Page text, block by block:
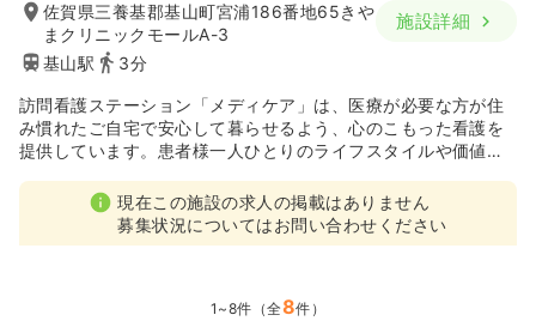
佐賀県三養基郡基山町宮浦186番地65きや
まクリニックモールA-3
基山駅
3分
施設詳細
訪問看護ステーション「メディケア」は、医療が必要な方が住
み慣れたご自宅で安心して暮らせるよう、心のこもった看護を
提供しています。患者様一人ひとりのライフスタイルや価値観
護となります。現在この施設の求人の掲載はありません
募集状況についてはお問い合わせください
1~8件（全8件）